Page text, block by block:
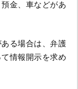
金、車などがあ
る場合は、弁護
情報開示を求め